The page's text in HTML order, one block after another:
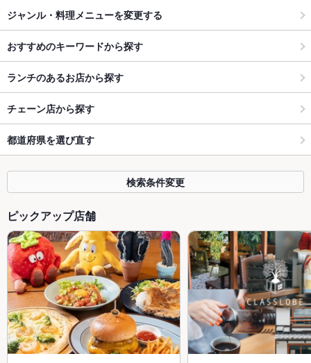
ジャンル・料理メニューを変更する
おすすめのキーワードから探す
ランチのあるお店から探す
チェーン店から探す
都道府県を選び直す
検索条件変更
ピックアップ店舗